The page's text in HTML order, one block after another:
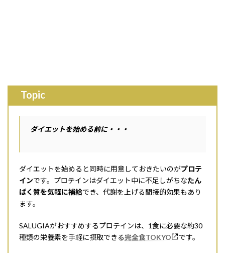
Topic
ダイエットを始める前に・・・
ダイエットを始めると同時に用意しておきたいのがプロテ
インです。プロテインはダイエット中に不足しがちなたん
ぱく質を気軽に補給でき、代謝を上げる間接的効果もあり
ます。
SALUGIAがおすすめするプロテインは、1食に必要な約30
種類の栄養素を手軽に摂取できる完全食TOKYO です。